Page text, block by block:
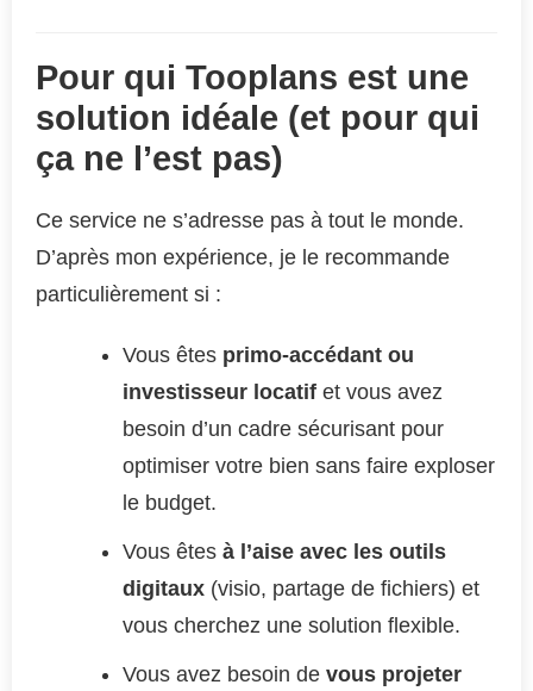
Pour qui Tooplans est une
solution idéale (et pour qui
ça ne l’est pas)
Ce service ne s’adresse pas à tout le monde.
D’après mon expérience, je le recommande
particulièrement si :
Vous êtes primo-accédant ou
investisseur locatifet vous avez
besoin d’un cadre sécurisant pour
optimiser votre bien sans faire exploser
le budget.
Vous êtes à l’aise avec les outils
digitaux(visio, partage de fichiers) et
vous cherchez une solution flexible.
Vous avez besoin de vous projeter